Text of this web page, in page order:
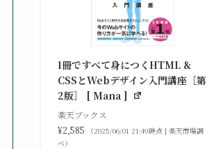
1冊ですべて身につくHTML &
CSSとWebデザイン入門講座［第
2版］ [ Mana ]
楽天ブックス
¥2,585
（2025/06/01 21:49時点 | 楽天市場調
べ）